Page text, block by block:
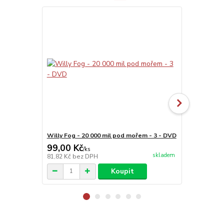
Willy Fog - 20 000 mil pod mořem - 3 - DVD
99,00 Kč/ks
81,82 Kč bez DPH skladem
Koupit